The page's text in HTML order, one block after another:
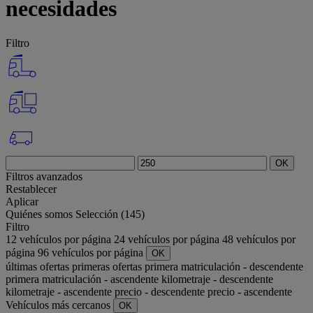
necesidades
Filtro
OK
Filtros avanzados
Restablecer
Aplicar
Quiénes somos Selección (145)
Filtro
12 vehículos por página 24 vehículos por página 48 vehículos por
página 96 vehículos por página OK
últimas ofertas primeras ofertas primera matriculación - descendente
primera matriculación - ascendente kilometraje - descendente
kilometraje - ascendente precio - descendente precio - ascendente
Vehículos más cercanos
OK